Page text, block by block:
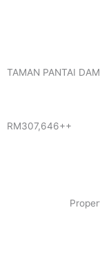
v
o
TAMAN PANTAI
RM307,646++